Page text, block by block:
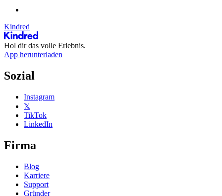
Kindred
Hol dir das volle Erlebnis.
App herunterladen
Sozial
Instagram
𝕏
TikTok
LinkedIn
Firma
Blog
Karriere
Support
Gründer